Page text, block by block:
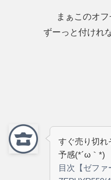
まぁこのオ
ずーっと付けれ
すぐ売り切れ
予感(*´ω｀*)
目次【ゼファ